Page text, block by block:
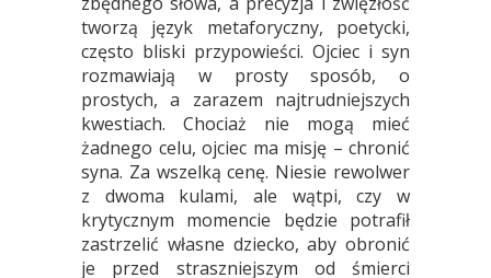
tworzą język metaforyczny, poetycki,
często bliski przypowieści. Ojciec i syn
rozmawiają w prosty sposób, o
prostych, a zarazem najtrudniejszych
kwestiach. Chociaż nie mogą mieć
żadnego celu, ojciec ma misję – chronić
syna. Za wszelką cenę. Niesie rewolwer
z dwoma kulami, ale wątpi, czy w
krytycznym momencie będzie potrafił
zastrzelić własne dziecko, aby obronić
je przed straszniejszym od śmierci